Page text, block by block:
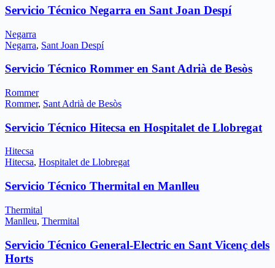
Servicio Técnico Negarra en Sant Joan Despí
Negarra
Negarra, Sant Joan Despí
Servicio Técnico Rommer en Sant Adrià de Besòs
Rommer
Rommer, Sant Adrià de Besòs
Servicio Técnico Hitecsa en Hospitalet de Llobregat
Hitecsa
Hitecsa, Hospitalet de Llobregat
Servicio Técnico Thermital en Manlleu
Thermital
Manlleu, Thermital
Servicio Técnico General-Electric en Sant Vicenç dels
Horts